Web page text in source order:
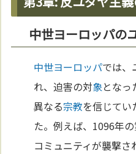
中世ヨーロッパの
中世ヨーロッパでは、
れ、迫害の対象となっ
異なる宗教を信じてい
た。例えば、1096年
コミュニティが襲撃